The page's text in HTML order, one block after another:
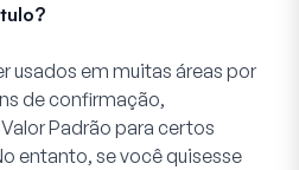
usados em muitas áreas por
de confirmação,
Valor Padrão para certos
entanto, se você quisesse